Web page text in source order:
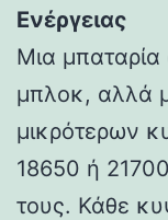
Ενέργειας
Μια μπαταρία
μπλοκ, αλλά
μικρότερων
18650 ή
τους. Κάθε